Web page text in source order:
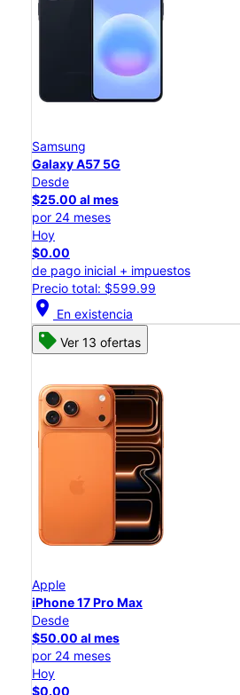
Samsung
Galaxy A57 5G
Desde
$25.00 al mes
por 24 meses
Hoy
$0.00
de pago inicial + impuestos
Precio total: $599.99
location_on En existencia
Ver 13 ofertas
Apple
iPhone 17 Pro Max
Desde
$50.00 al mes
por 24 meses
Hoy
$0.00